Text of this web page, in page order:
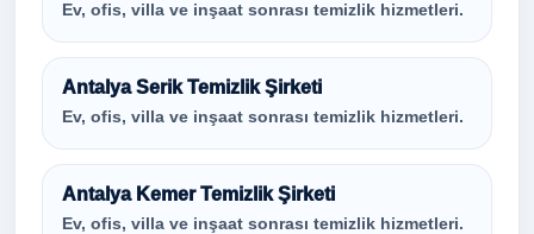
Ev, ofis, villa ve inşaat sonrası temizlik hizmetleri.
Antalya Serik Temizlik Şirketi
Ev, ofis, villa ve inşaat sonrası temizlik hizmetleri.
Antalya Kemer Temizlik Şirketi
Ev, ofis, villa ve inşaat sonrası temizlik hizmetleri.